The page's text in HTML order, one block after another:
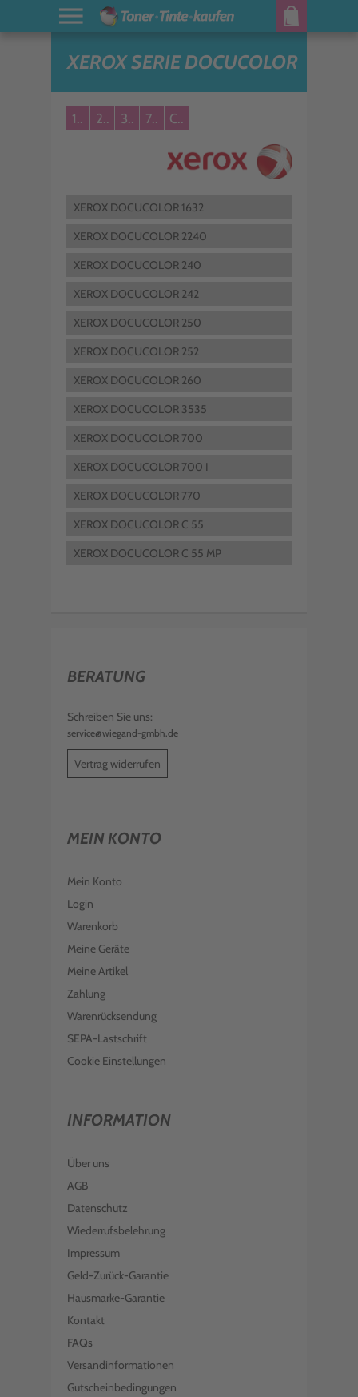
XEROX SERIE DOCUCOLOR
1.. 2.. 3.. 7.. C..
XEROX DOCUCOLOR 1632
XEROX DOCUCOLOR 2240
XEROX DOCUCOLOR 240
XEROX DOCUCOLOR 242
XEROX DOCUCOLOR 250
XEROX DOCUCOLOR 252
XEROX DOCUCOLOR 260
XEROX DOCUCOLOR 3535
XEROX DOCUCOLOR 700
XEROX DOCUCOLOR 700 I
XEROX DOCUCOLOR 770
XEROX DOCUCOLOR C 55
XEROX DOCUCOLOR C 55 MP
BERATUNG
Schreiben Sie uns:
service@wiegand-gmbh.de
Vertrag widerrufen
MEIN KONTO
Mein Konto
Login
Warenkorb
Meine Geräte
Meine Artikel
Zahlung
Warenrücksendung
SEPA-Lastschrift
Cookie Einstellungen
INFORMATION
Über uns
AGB
Datenschutz
Wiederrufsbelehrung
Impressum
Geld-Zurück-Garantie
Hausmarke-Garantie
Kontakt
FAQs
Versandinformationen
Gutscheinbedingungen